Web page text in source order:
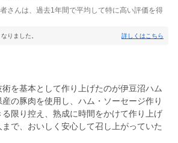
さんは、過去1年間で平均して特に高い評価を得
りました。 詳しくはこちら
術を基本として作り上げたのが伊豆沼ハム
の豚肉を使用し、ハム・ソーセージ作り
限り控え、熟成に時間をかけて作り上げ
で、おいしく安心して召し上がっていた